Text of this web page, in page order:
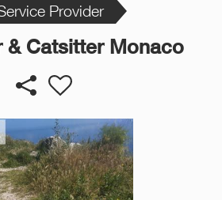
Provider
& Catsitter Monaco